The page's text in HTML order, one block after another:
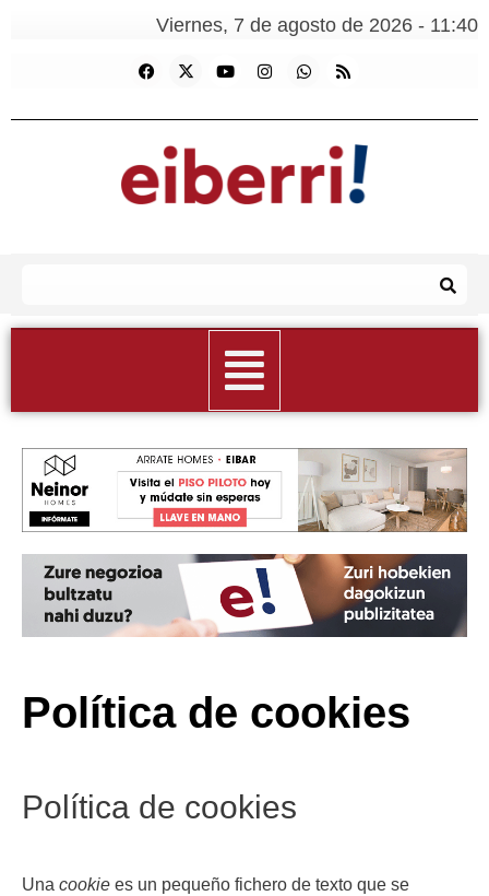
Viernes, 7 de agosto de 2026 - 11:40
Política de cookies
Política de cookies
Una cookie es un pequeño fichero de texto que se